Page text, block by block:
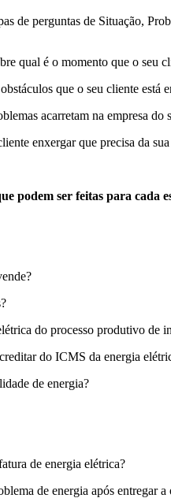
de perguntas de Situação,
qual é o momento que o seu
que o seu cliente está
acarretam na empresa do
enxergar que precisa da
podem ser feitas para cada
do processo produtivo de
do ICMS da energia
de energia?
de energia elétrica?
de energia após entregar a